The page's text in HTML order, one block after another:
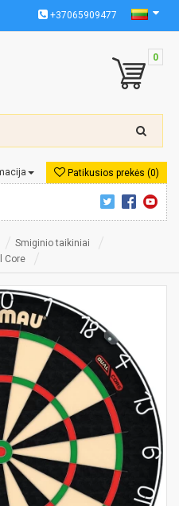
+37065909477
0
Patikusios prekės (0)
Smiginio taikiniai
Core